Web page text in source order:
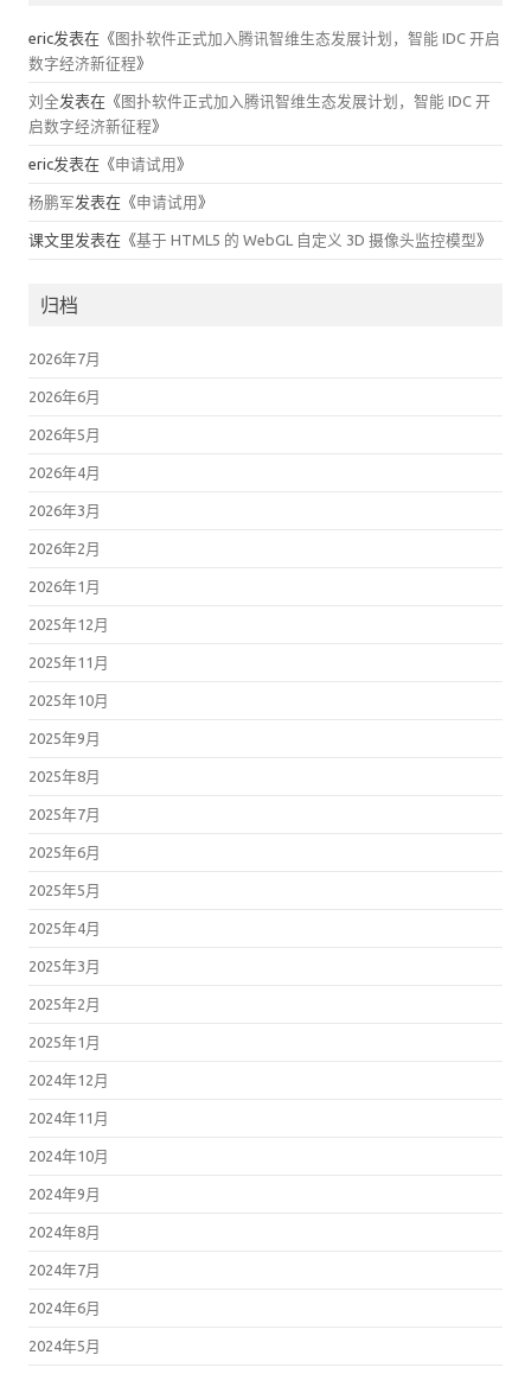
eric发表在《 图扑软件正式加入腾讯智维生态发展计划，智能 IDC 开启
数字经济新征程》
刘全发表在《 图扑软件正式加入腾讯智维生态发展计划，智能 IDC 开
启数字经济新征程》
eric发表在《申请试用 》
杨鹏军发表在《申请试用 》
课文里发表在《基于 HTML5 的 WebGL 自定义 3D 摄像头监控模型》
归档
2026年7月
2026年6月
2026年5月
2026年4月
2026年3月
2026年2月
2026年1月
2025年12月
2025年11月
2025年10月
2025年9月
2025年8月
2025年7月
2025年6月
2025年5月
2025年4月
2025年3月
2025年2月
2025年1月
2024年12月
2024年11月
2024年10月
2024年9月
2024年8月
2024年7月
2024年6月
2024年5月